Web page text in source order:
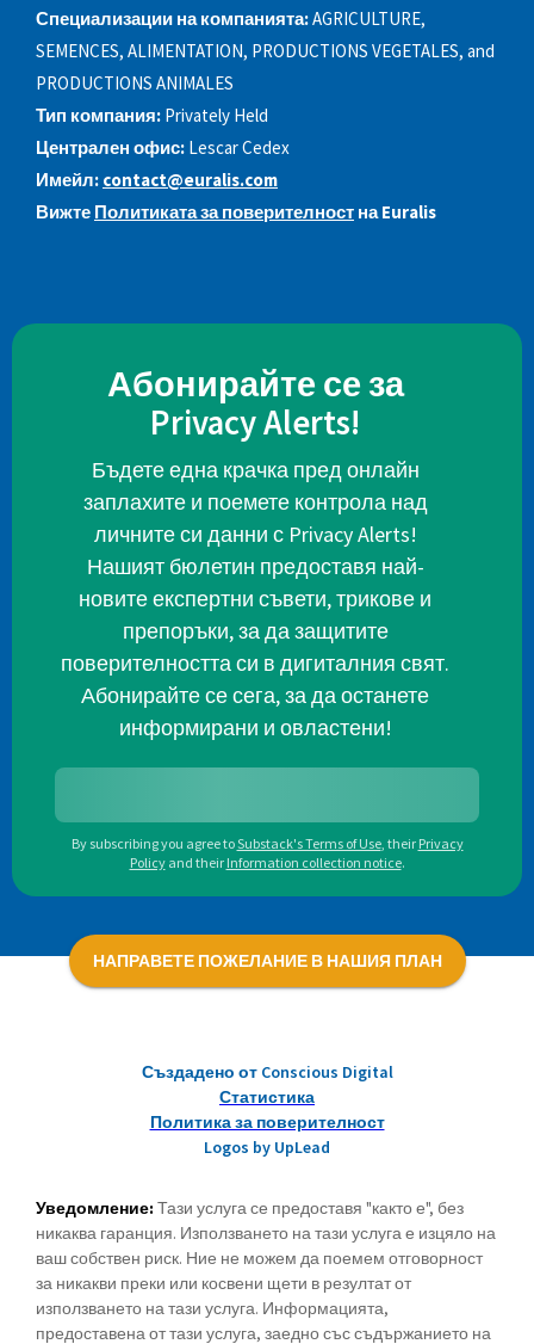
Специализации на компанията:AGRICULTURE,
SEMENCES, ALIMENTATION, PRODUCTIONS VEGETALES, and
PRODUCTIONS ANIMALES
Тип компания: Privately Held
Централен офис: Lescar Cedex
Имейл: contact@euralis.com
Вижте Политиката за поверителност на Euralis
Абонирайте се за
Privacy Alerts!
Бъдете една крачка пред онлайн
заплахите и поемете контрола над
личните си данни с Privacy Alerts!
Нашият бюлетин предоставя най-
новите експертни съвети, трикове и
препоръки, за да защитите
поверителността си в дигиталния свят.
Абонирайте се сега, за да останете
информирани и овластени!
By subscribing you agree toSubstack's Terms of Use, their Privacy
Policy and their Information collection notice.
НАПРАВЕТЕ ПОЖЕЛАНИЕ В НАШИЯ ПЛАН
Създадено от Conscious Digital
Статистика
Политика за поверителност
Logos by UpLead
Уведомление: Тази услуга се предоставя "както е", без
никаква гаранция. Използването на тази услуга е изцяло на
ваш собствен риск. Ние не можем да поемем отговорност
за никакви преки или косвени щети в резултат от
използването на тази услуга. Информацията,
предоставена от тази услуга, заедно със съдържанието на